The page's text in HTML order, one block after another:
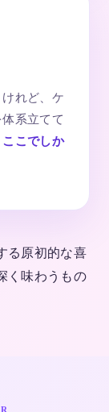
れど、ケ
系立てて
ここでしか
る原初的な喜
く味わうもの